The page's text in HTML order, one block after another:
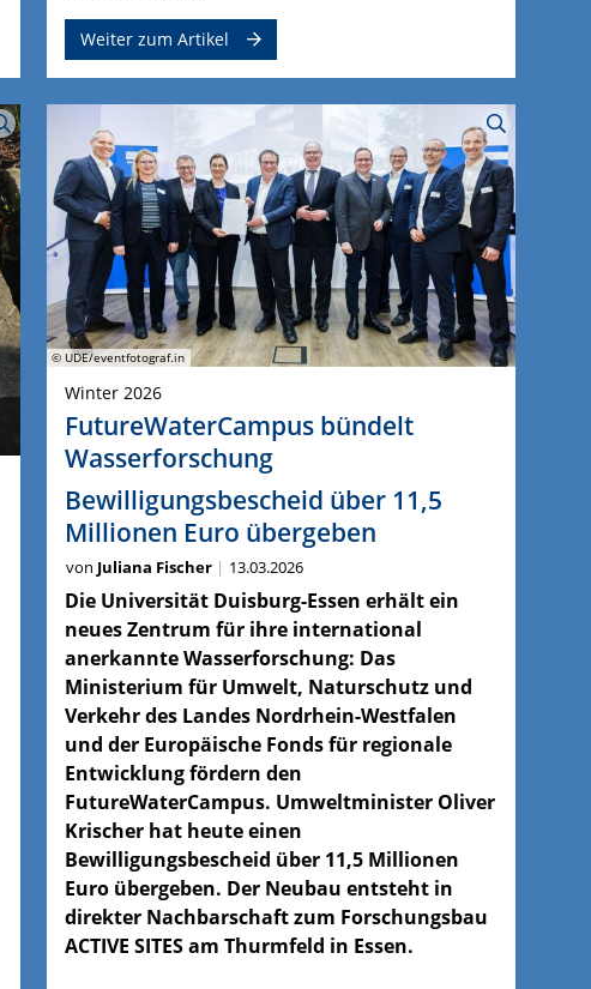
Weiter zum Artikel
© UDE/eventfotograf.in
Winter 2026
FutureWaterCampus bündelt
Wasserforschung
Bewilligungsbescheid über 11,5
Millionen Euro übergeben
von Juliana Fischer 13.03.2026
Die Universität Duisburg-Essen erhält ein
neues Zentrum für ihre international
anerkannte Wasserforschung: Das
Ministerium für Umwelt, Naturschutz und
Verkehr des Landes Nordrhein-Westfalen
und der Europäische Fonds für regionale
Entwicklung fördern den
FutureWaterCampus. Umweltminister Oliver
Krischer hat heute einen
Bewilligungsbescheid über 11,5 Millionen
Euro übergeben. Der Neubau entsteht in
direkter Nachbarschaft zum Forschungsbau
ACTIVE SITES am Thurmfeld in Essen.